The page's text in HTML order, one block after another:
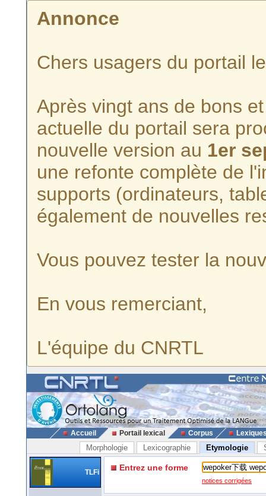
Annonce
Chers usagers du portail
Après vingt ans de bons
actuelle du portail sera
nouvelle version au 1er
une refonte complète de
supports (ordinateurs,
également de nouvelles
Vous pouvez tester la
En vous remerciant,
L'équipe du CNRTL
Accueil Portail lexical Corpus
Morphologie Lexicographie Etymologie
TLFi Entrez une forme
notices corrigées